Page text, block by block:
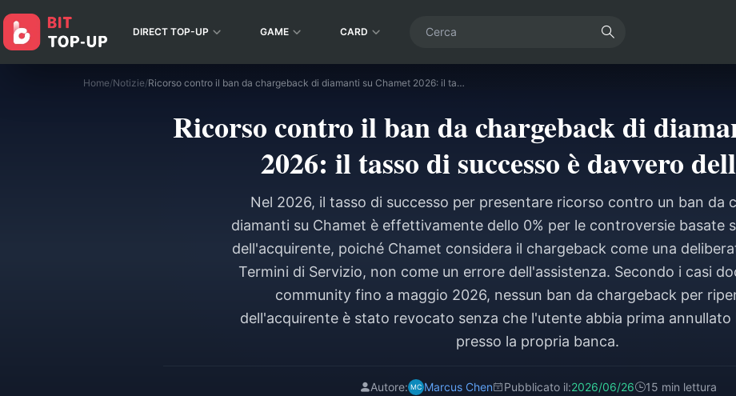
DIRECT TOP-UP GAME CARD
Home/Notizie/ Ricorso contro il ban da chargeback di diamanti su Chamet 2026: il tasso di successo è davvero dello 0%?
Ricorso contro il ban da chargeback di
2026: il tasso di successo è davvero
Nel 2026, il tasso di successo per presentare ricorso contro un ban da
diamanti su Chamet è effettivamente dello 0% per le controversie basate
dell'acquirente, poiché Chamet considera il chargeback come una
Termini di Servizio, non come un errore dell'assistenza. Secondo i casi
community fino a maggio 2026, nessun ban da chargeback per
dell'acquirente è stato revocato senza che l'utente abbia prima
presso la propria banca.
Autore: Marcus Chen Pubblicato il:2026/06/26 15 min lettura